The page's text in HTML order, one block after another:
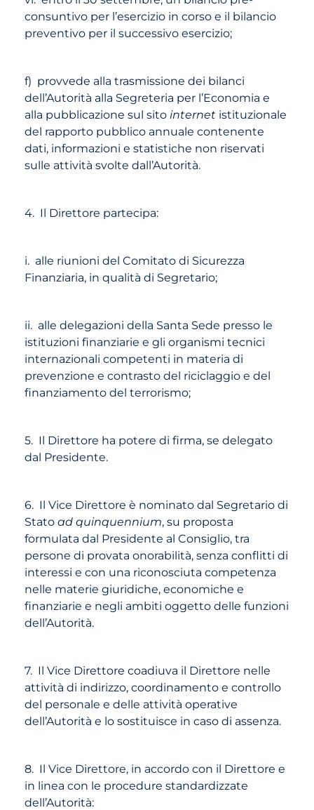
consuntivo per l’esercizio in corso e il bilancio
preventivo per il successivo esercizio;
f) provvede alla trasmissione dei bilanci
dell’Autorità alla Segreteria per l’Economia e
alla pubblicazione sul sito internet istituzionale
del rapporto pubblico annuale contenente
dati, informazioni e statistiche non riservati
sulle attività svolte dall’Autorità.
4. Il Direttore partecipa:
i. alle riunioni del Comitato di Sicurezza
Finanziaria, in qualità di Segretario;
ii. alle delegazioni della Santa Sede presso le
istituzioni finanziarie e gli organismi tecnici
internazionali competenti in materia di
prevenzione e contrasto del riciclaggio e del
finanziamento del terrorismo;
5. Il Direttore ha potere di firma, se delegato
dal Presidente.
6. Il Vice Direttore è nominato dal Segretario di
Statoad quinquennium, su proposta
formulata dal Presidente al Consiglio, tra
persone di provata onorabilità, senza conflitti di
interessi e con una riconosciuta competenza
nelle materie giuridiche, economiche e
finanziarie e negli ambiti oggetto delle funzioni
dell’Autorità.
7. Il Vice Direttore coadiuva il Direttore nelle
attività di indirizzo, coordinamento e controllo
del personale e delle attività operative
dell’Autorità e lo sostituisce in caso di assenza.
8. Il Vice Direttore, in accordo con il Direttore e
in linea con le procedure standardizzate
dell’Autorità: